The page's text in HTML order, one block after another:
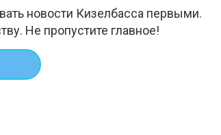
новости Кизелбасса первыми.
Не пропустите главное!